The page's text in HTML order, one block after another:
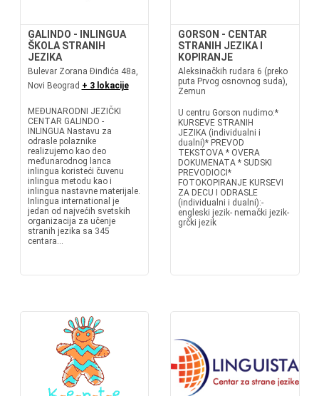
GALINDO - INLINGUA
ŠKOLA STRANIH
JEZIKA
Bulevar Zorana Đinđića 48a,
Novi Beograd + 3 lokacije
MEĐUNARODNI JEZIČKI
CENTAR GALINDO -
INLINGUA Nastavu za
odrasle polaznike
realizujemo kao deo
međunarodnog lanca
inlingua koristeći čuvenu
inlingua metodu kao i
inlingua nastavne materijale.
Inlingua international je
jedan od najvećih svetskih
organizacija za učenje
stranih jezika sa 345
centara...
GORSON - CENTAR
STRANIH JEZIKA I
KOPIRANJE
Aleksinačkih rudara 6 (preko
puta Prvog osnovnog suda),
Zemun
U centru Gorson nudimo:*
KURSEVE STRANIH
JEZIKA (individualni i
dualni)* PREVOD
TEKSTOVA * OVERA
DOKUMENATA * SUDSKI
PREVODIOCI*
FOTOKOPIRANJE KURSEVI
ZA DECU I ODRASLE
(individualni i dualni):-
engleski jezik- nemački jezik-
grčki jezik